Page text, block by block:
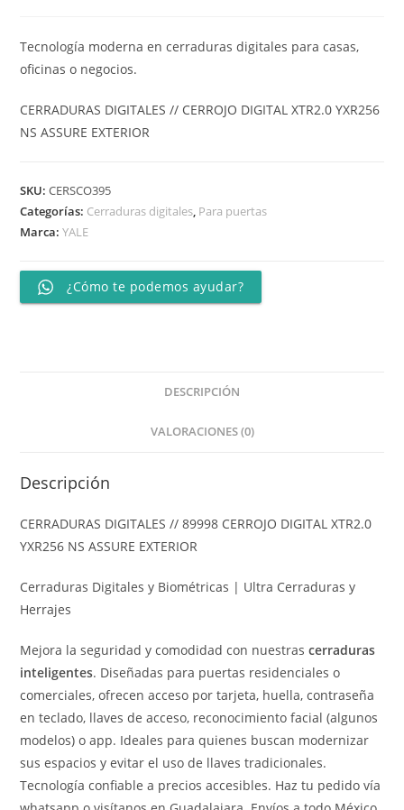
Tecnología moderna en cerraduras digitales para casas,
oficinas o negocios.
CERRADURAS DIGITALES // CERROJO DIGITAL XTR2.0 YXR256
NS ASSURE EXTERIOR
SKU:CERSCO395
Categorías: Cerraduras digitales, Para puertas
Marca:YALE
¿Cómo te podemos ayudar?
DESCRIPCIÓN
VALORACIONES (0)
Descripción
CERRADURAS DIGITALES // 89998 CERROJO DIGITAL XTR2.0
YXR256 NS ASSURE EXTERIOR
Cerraduras Digitales y Biométricas | Ultra Cerraduras y
Herrajes
Mejora la seguridad y comodidad con nuestrascerraduras
inteligentes. Diseñadas para puertas residenciales o
comerciales, ofrecen acceso por tarjeta, huella, contraseña
en teclado, llaves de acceso, reconocimiento facial (algunos
modelos) o app. Ideales para quienes buscan modernizar
sus espacios y evitar el uso de llaves tradicionales.
Tecnología confiable a precios accesibles. Haz tu pedido vía